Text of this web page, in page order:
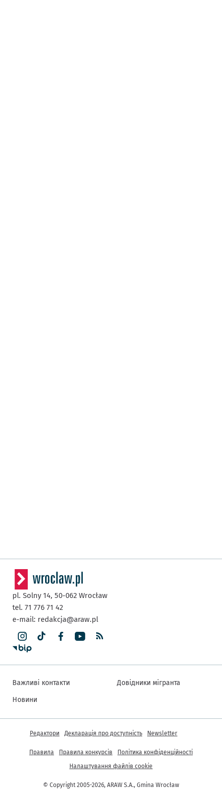
pl. Solny 14, 50-062 Wrocław
tel. 71 776 71 42
e-mail: redakcja@araw.pl
Важливі контакти
Новини
Довідники мігранта
© Copyright 2005-2026, ARAW S.A., Gmina Wrocław
Інша інформація
Редактори Декларація про доступність Newsletter
Правила Правила конкурсів
Політика конфіденційності
Налаштування файлів cookie